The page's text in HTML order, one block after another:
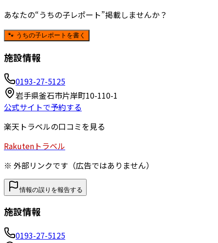
あなたの“うちの子レポート”掲載しませんか？
🐾 うちの子レポートを書く
施設情報
0193-27-5125
岩手県釜石市片岸町10-110-1
公式サイトで予約する
楽天トラベルの口コミを見る
Rakuten トラベル
※ 外部リンクです（広告ではありません）
情報の誤りを報告する
施設情報
0193-27-5125